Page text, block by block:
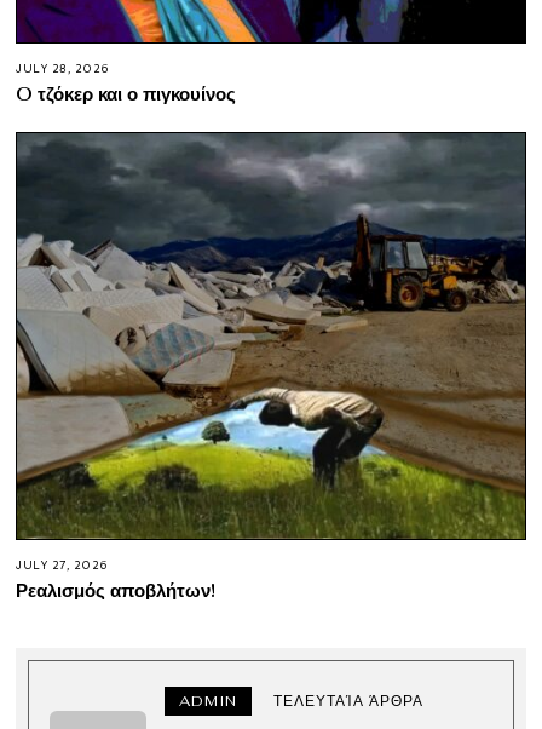
JULY 28, 2026
O τζόκερ και ο πιγκουίνος
JULY 27, 2026
Ρεαλισμός αποβλήτων!
ADMIN ΤΕΛΕΥΤΑΊΑ ΆΡΘΡΑ